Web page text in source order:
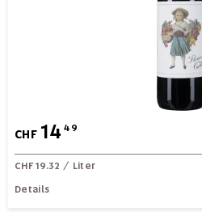
CHF 14 49
CHF 19.32 / Liter
Details